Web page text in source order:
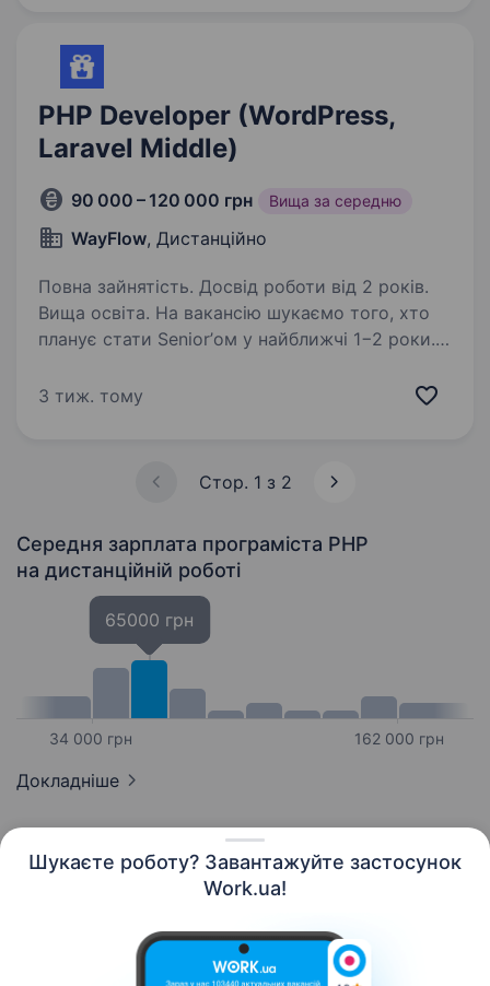
Шукаєте роботу? Завантажуйте застосунок
Work.ua!
PHP Developer (WordPress,
Laravel Middle)
90 000 – 120 000 грн Вища за середню
WayFlow, Дистанційно
Повна зайнятість. Досвід роботи від 2 років.
Вища освіта. На вакансію шукаємо того, хто
планує стати Senior’ом у найближчі 1−2 роки.
відповідальність за інших, але не обов’язково.
3 тиж. тому
Стор. 1 з 2
Середня зарплата програміста PHP
на дистанційній роботі
34 000 грн
65000 грн
162 000 грн
Докладніше